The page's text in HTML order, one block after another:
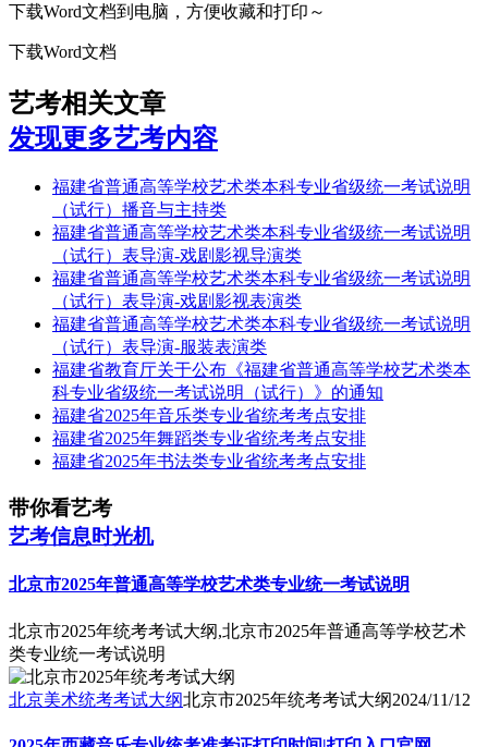
下载Word文档到电脑，方便收藏和打印～
下载Word文档
艺考相关文章
发现更多艺考内容
福建省普通高等学校艺术类本科专业省级统一考试说明
（试行）播音与主持类
福建省普通高等学校艺术类本科专业省级统一考试说明
（试行）表导演-戏剧影视导演类
福建省普通高等学校艺术类本科专业省级统一考试说明
（试行）表导演-戏剧影视表演类
福建省普通高等学校艺术类本科专业省级统一考试说明
（试行）表导演-服装表演类
福建省教育厅关于公布《福建省普通高等学校艺术类本
科专业省级统一考试说明（试行）》的通知
福建省2025年音乐类专业省统考考点安排
福建省2025年舞蹈类专业省统考考点安排
福建省2025年书法类专业省统考考点安排
带你看艺考
艺考信息时光机
北京市2025年普通高等学校艺术类专业统一考试说明
北京市2025年统考考试大纲,北京市2025年普通高等学校艺术
类专业统一考试说明
北京美术统考考试大纲北京市2025年统考考试大纲2024/11/12